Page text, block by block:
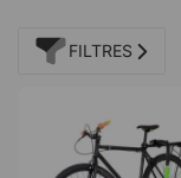
FILTRES